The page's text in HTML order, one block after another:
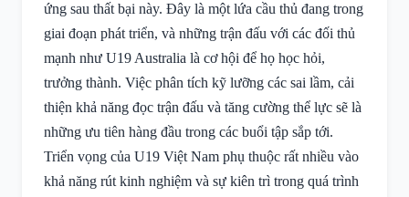
ứng sau thất bại này. Đây là một lứa cầu thủ đang trong
giai đoạn phát triển, và những trận đấu với các đối thủ
mạnh như U19 Australia là cơ hội để họ học hỏi,
trưởng thành. Việc phân tích kỹ lưỡng các sai lầm, cải
thiện khả năng đọc trận đấu và tăng cường thể lực sẽ là
những ưu tiên hàng đầu trong các buổi tập sắp tới.
Triển vọng của U19 Việt Nam phụ thuộc rất nhiều vào
khả năng rút kinh nghiệm và sự kiên trì trong quá trình